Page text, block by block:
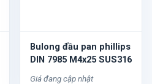
Bulong đầu pan phillips
DIN 7985 M4x25 SUS316
Giá đang cập nhật